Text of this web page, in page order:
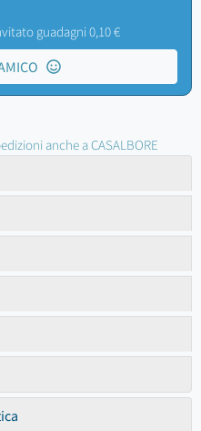
guadagni 0,10 €
anche a CASALBORE